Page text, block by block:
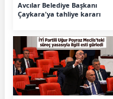
Avcılar Belediye Başkanı
Çaykara'ya tahliye kararı